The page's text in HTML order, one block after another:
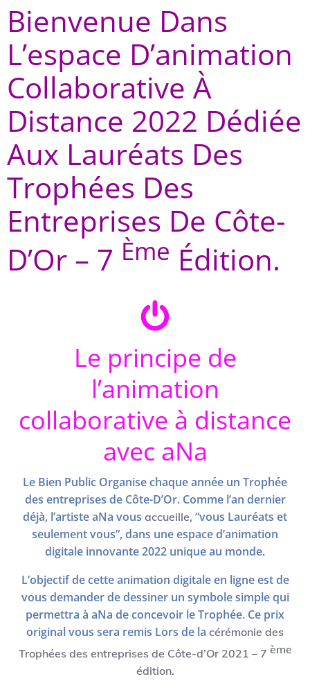
Bienvenue Dans
L’espace D’animation
Collaborative À
Distance 2022 Dédiée
Aux Lauréats Des
Trophées Des
Entreprises De Côte-
D’Or – 7 Ème Édition.
Le principe de
l’animation
collaborative à distance
avec aNa
Le Bien Public Organise chaque année un Trophée
des entreprises de Côte-D’Or. Comme l’an dernier
déjà, l’artiste aNa vous accueille, “vous Lauréats et
seulement vous”, dans une espace d’animation
digitale innovante 2022 unique au monde.
L’objectif de cette animation digitale en ligne est de
vous demander de dessiner un symbole simple qui
permettra à aNa de concevoir le Trophée. Ce prix
original vous sera remis Lors de la cérémonie des
Trophées des entreprises de Côte-d’Or 2021 – 7 ème
édition.